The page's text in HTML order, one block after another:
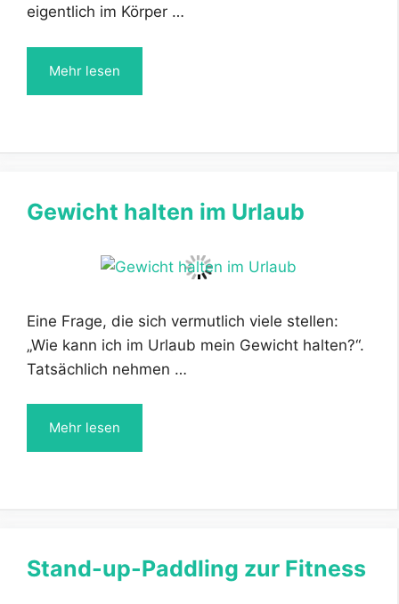
eigentlich im Körper …
Mehr lesen
Gewicht halten im Urlaub
Eine Frage, die sich vermutlich viele stellen:
„Wie kann ich im Urlaub mein Gewicht halten?“.
Tatsächlich nehmen …
Mehr lesen
Stand-up-Paddling zur Fitness